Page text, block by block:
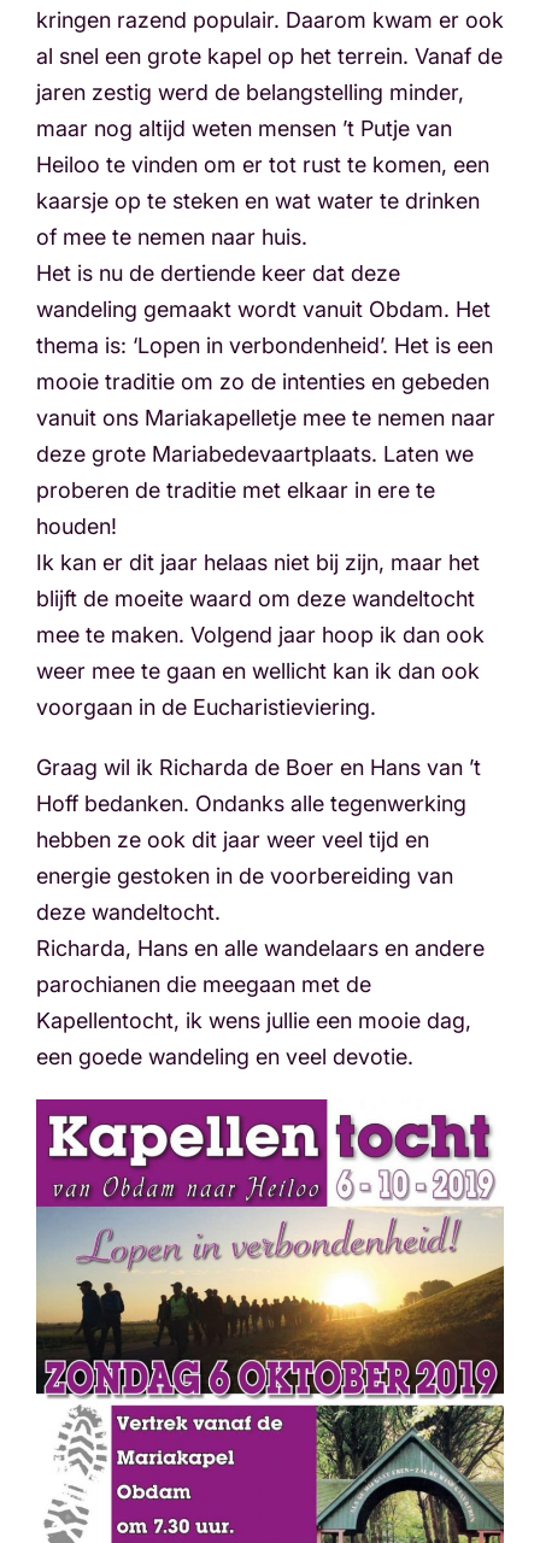
kringen razend populair. Daarom kwam er ook
al snel een grote kapel op het terrein. Vanaf de
jaren zestig werd de belangstelling minder,
maar nog altijd weten mensen ’t Putje van
Heiloo te vinden om er tot rust te komen, een
kaarsje op te steken en wat water te drinken
of mee te nemen naar huis.
Het is nu de dertiende keer dat deze
wandeling gemaakt wordt vanuit Obdam. Het
thema is: ‘Lopen in verbondenheid’. Het is een
mooie traditie om zo de intenties en gebeden
vanuit ons Mariakapelletje mee te nemen naar
deze grote Mariabedevaartplaats. Laten we
proberen de traditie met elkaar in ere te
houden!
Ik kan er dit jaar helaas niet bij zijn, maar het
blijft de moeite waard om deze wandeltocht
mee te maken. Volgend jaar hoop ik dan ook
weer mee te gaan en wellicht kan ik dan ook
voorgaan in de Eucharistieviering.
Graag wil ik Richarda de Boer en Hans van ’t
Hoff bedanken. Ondanks alle tegenwerking
hebben ze ook dit jaar weer veel tijd en
energie gestoken in de voorbereiding van
deze wandeltocht.
Richarda, Hans en alle wandelaars en andere
parochianen die meegaan met de
Kapellentocht, ik wens jullie een mooie dag,
een goede wandeling en veel devotie.